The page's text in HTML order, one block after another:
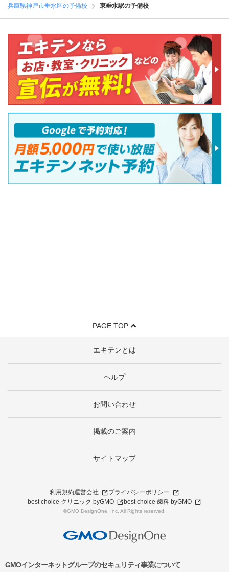
兵庫県神戸市垂水区の予備校
東垂水駅の予備校
PAGE TOP
エキテンとは
ヘルプ
お問い合わせ
掲載のご案内
サイトマップ
利用規約運営会社
プライバシーポリシー
best choice クリニック byGMO
best choice 歯科 byGMO
©GMO DesignOne, Inc. All Rights reserved.
GMOインターネットグループのセキュリティ事業について